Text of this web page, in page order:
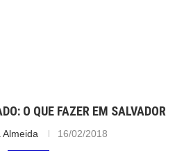
O QUE FAZER EM SALVADOR
Almeida 16/02/2018